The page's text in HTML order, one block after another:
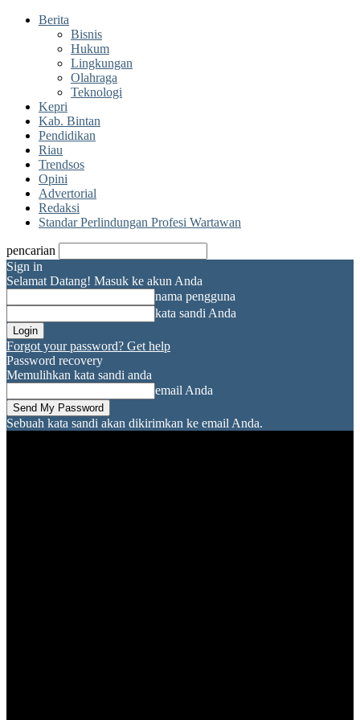
Berita
Bisnis
Hukum
Lingkungan
Olahraga
Teknologi
Kepri
Kab. Bintan
Pendidikan
Riau
Trendsos
Opini
Advertorial
Redaksi
Standar Perlindungan Profesi Wartawan
pencarian
Sign in
Selamat Datang! Masuk ke akun Anda
nama pengguna
kata sandi Anda
Forgot your password? Get help
Password recovery
Memulihkan kata sandi anda
email Anda
Sebuah kata sandi akan dikirimkan ke email Anda.